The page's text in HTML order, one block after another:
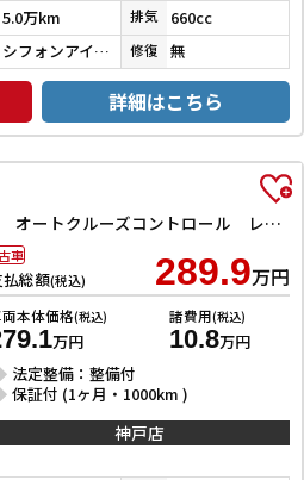
5.0万km 排気 660cc
シフォンアイボリーメタリック 修復 無
詳細はこちら
Z 全周囲カメラ ナビ TV オートクルーズコントロール レーンアシスト 衝突被害軽減システム 両側電動スライドドア オートマチックハイビーム オートライト LEDヘッドランプ スマートキー
払総額(税込) 289.9万円
本体価格(税込)
万円
諸費用(税込)
10.8万円
法定整備：整備付
保証付 (1ヶ月・1000km )
車
神戸店